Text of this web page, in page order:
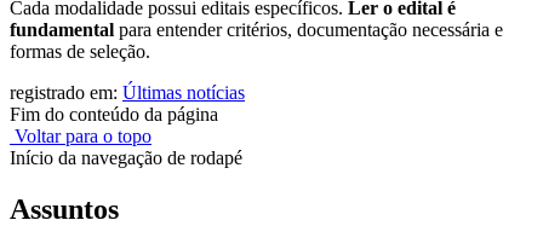
Cada modalidade possui editais específicos. Ler o edital é
fundamental para entender critérios, documentação necessária e
formas de seleção.
registrado em: Últimas notícias
Fim do conteúdo da página
Voltar para o topo
Início da navegação de rodapé
Assuntos